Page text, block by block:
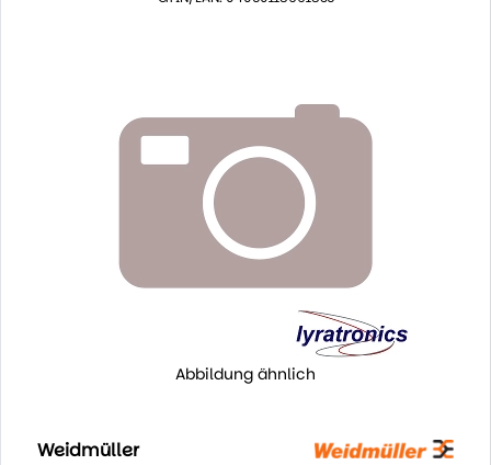
Abbildung ähnlich
Weidmüller